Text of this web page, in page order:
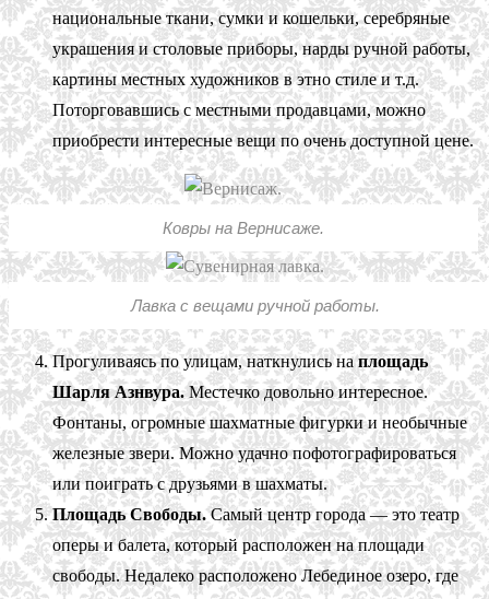
национальные ткани, сумки и кошельки, серебряные
украшения и столовые приборы, нарды ручной работы,
картины местных художников в этно стиле и т.д.
Поторговавшись с местными продавцами, можно
приобрести интересные вещи по очень доступной цене.
Ковры на Вернисаже.
Лавка с вещами ручной работы.
Прогуливаясь по улицам, наткнулись наплощадь
Шарля Азнвура.Местечко довольно интересное.
Фонтаны, огромные шахматные фигурки и необычные
железные звери. Можно удачно пофотографироваться
или поиграть с друзьями в шахматы.
Площадь Свободы.Самый центр города — это театр
оперы и балета, который расположен на площади
свободы. Недалеко расположено Лебединое озеро, где